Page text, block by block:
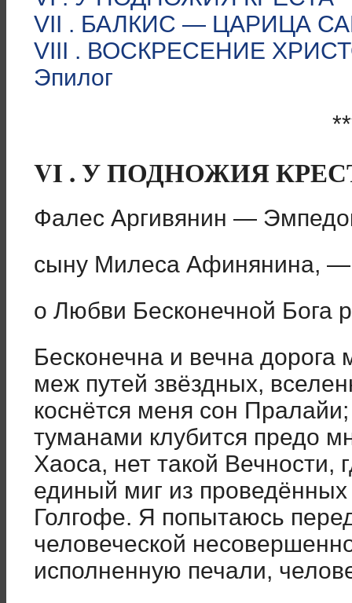
VII . БАЛКИС — ЦАРИЦА
VIII . ВОСКРЕСЕНИЕ
Эпилог
VI . У ПОДНОЖИЯ
Фалес Аргивянин —
сыну Милеса Афинянина, —
о Любви Бесконечной Бога
Бесконечна и вечна
меж путей звёздных,
коснётся меня сон
туманами клубится предо
Хаоса, нет такой Вечности,
единый миг из
Голгофе. Я попытаюсь
человеческой
исполненную печали,